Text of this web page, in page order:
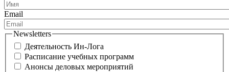
Email
Newsletters
Деятельность Ин-Лога
Расписание учебных программ
Анонсы деловых мероприятий